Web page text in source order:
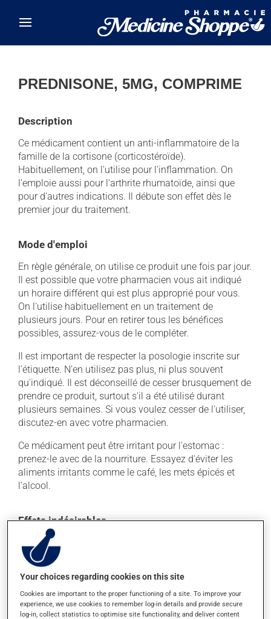
PREDNISONE, 5MG, COMPRIME
Description
Ce médicament contient un anti-inflammatoire de la
famille de la cortisone (corticostéroïde).
Habituellement, on l'utilise pour l'inflammation. On
l'emploie aussi pour l'arthrite rhumatoïde, ainsi que
pour d'autres indications. Il débute son effet dès le
premier jour du traitement.
Mode d'emploi
En règle générale, on utilise ce produit une fois par jour.
Il est possible que votre pharmacien vous ait indiqué
un horaire différent qui est plus approprié pour vous.
On l'utilise habituellement en un traitement de
plusieurs jours. Pour en retirer tous les bénéfices
possibles, assurez-vous de le compléter.
Il est important de respecter la posologie inscrite sur
l'étiquette. N'en utilisez pas plus, ni plus souvent
qu'indiqué. Il est déconseillé de cesser brusquement de
prendre ce produit, surtout s'il a été utilisé durant
plusieurs semaines. Si vous voulez cesser de l'utiliser,
discutez-en avec votre pharmacien.
Ce médicament peut être irritant pour l'estomac :
prenez-le avec de la nourriture. Essayez d'éviter les
aliments irritants comme le café, les mets épicés et
l'alcool.
Effets indésirables
En plus de ses effets recherchés, ce produit peut à
l'occasion entraîner certains effets indésirables (effets
secondaires), notamment :
il peut augmenter l'appétit;
il favorise la pousse des poils et des cheveux;
Your choices regarding cookies on this site
Cookies are important to the proper functioning of a site. To improve your
experience, we use cookies to remember log-in details and provide secure
log-in, collect statistics to optimise site functionality, and deliver content